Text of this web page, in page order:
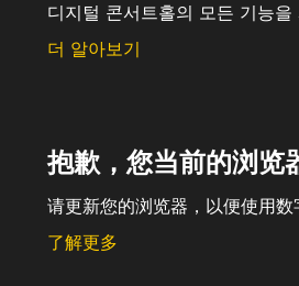
디지털 콘서트홀의 모든 기능
더 알아보기
抱歉，您当前的浏览
请更新您的浏览器，以便使用数
了解更多